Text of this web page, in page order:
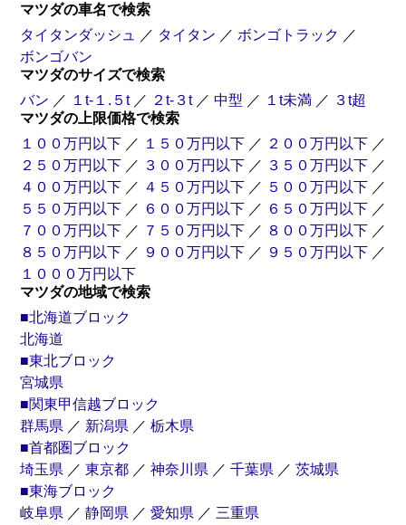
マツダの車名で検索
タイタンダッシュ
／ タイタン ／ ボンゴトラック ／
ボンゴバン
マツダのサイズで検索
バン ／ １t-１.５t ／ ２t-３t ／ 中型 ／ １t未満 ／ ３t超
マツダの上限価格で検索
１００万円以下 ／ １５０万円以下 ／ ２００万円以下 ／
２５０万円以下 ／ ３００万円以下 ／ ３５０万円以下 ／
４００万円以下 ／ ４５０万円以下 ／ ５００万円以下 ／
５５０万円以下 ／ ６００万円以下 ／ ６５０万円以下 ／
７００万円以下 ／ ７５０万円以下 ／ ８００万円以下 ／
８５０万円以下 ／ ９００万円以下 ／ ９５０万円以下 ／
１０００万円以下
マツダの地域で検索
■北海道ブロック
北海道
■東北ブロック
宮城県
■関東甲信越ブロック
群馬県 ／ 新潟県 ／ 栃木県
■首都圏ブロック
埼玉県 ／ 東京都 ／ 神奈川県 ／ 千葉県 ／ 茨城県
■東海ブロック
岐阜県 ／ 静岡県 ／ 愛知県 ／ 三重県